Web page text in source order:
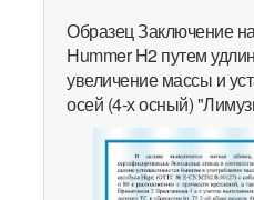
Образец Заключение
Hummer H2 путем
увеличение массы и
осей (4-х осный)